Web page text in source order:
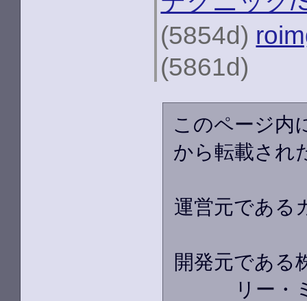
(5854d)
(5861d)
このページ内
から転載され
運営元である
開発元である
リー・